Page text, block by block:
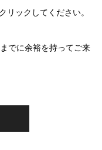
リックしてください。
でに余裕を持ってご来